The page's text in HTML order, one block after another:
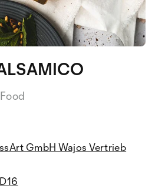
Food
GmbH Wajos Vertrieb